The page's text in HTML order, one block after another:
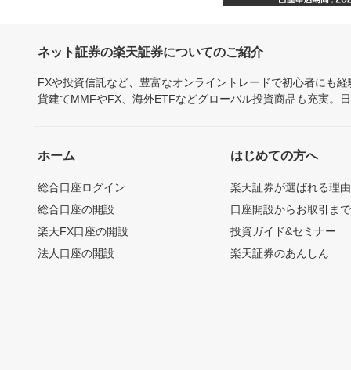
ネット証券の楽天証券についてのご紹介
FXや投資信託など、豊富なオンライントレードで初心者にも
貨建てMMFやFX、海外ETFなどグローバル投資商品も充実。
ホーム
総合口座ログイン
総合口座の開設
楽天FX口座の開設
法人口座の開設
はじめての方へ
楽天証券が選ばれる理由
口座開設からお取引ま
投資ガイド&セミナー
楽天証券のあんしん